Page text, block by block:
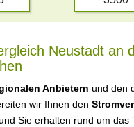
Neustadt an
Anbietern und den
wir Ihnen den
Sie erhalten rund um das